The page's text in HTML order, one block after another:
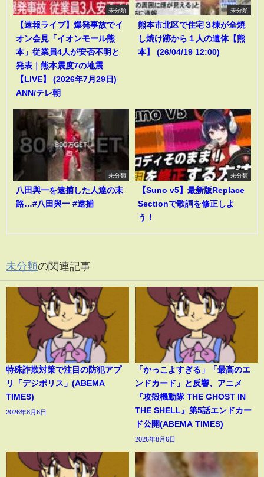
未分類
【速報ライブ】爆発事故でイ
オン会見「イオンモール熊
本」従業員4人が安否不明と
発表｜熊本震度7の地震
【LIVE】 (2026年7月29日)
ANN/テレ朝
未分類
熊本市北区で住宅３棟が全焼
し焼け跡から１人の遺体【熊
本】 (26/04/19 12:00)
未分類
八田與一を逮捕した人達の末
路…#八田與一 #逮捕
未分類
【Suno v5】最新版Replace
Sectionで歌詞を修正しよ
う！
未分類の関連記事
特殊詐欺対策で注目の防犯アプ
リ「デジポリス」(ABEMA
TIMES)
2026年8月6日
「かっこよすぎる」「最高のエ
ンドカード」と反響、アニメ
『攻殻機動隊 THE GHOST IN
THE SHELL』第5話エンドカー
ド公開(ABEMA TIMES)
2026年8月6日